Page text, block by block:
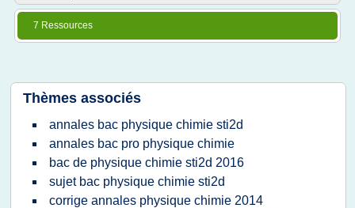
7 Ressources
Thèmes associés
annales bac physique chimie sti2d
annales bac pro physique chimie
bac de physique chimie sti2d 2016
sujet bac physique chimie sti2d
corrige annales physique chimie 2014